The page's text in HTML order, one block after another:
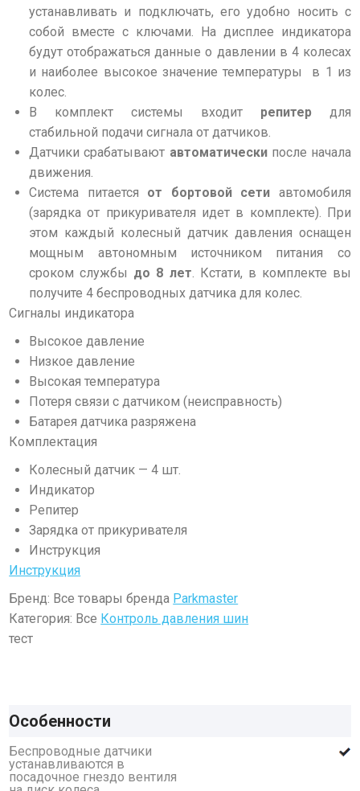
устанавливать и подключать, его удобно носить с
собой вместе с ключами. На дисплее индикатора
будут отображаться данные о давлении в 4 колесах
и наиболее высокое значение температуры в 1 из
колес.
В комплект системы входит репитер для
стабильной подачи сигнала от датчиков.
Датчики срабатывают автоматическипосле начала
движения.
Система питается от бортовой сети автомобиля
(зарядка от прикуривателя идет в комплекте). При
этом каждый колесный датчик давления оснащен
мощным автономным источником питания со
сроком службы до 8 лет. Кстати, в комплекте вы
получите 4беспроводныхдатчика для колес.
Сигналы индикатора
Высокое давление
Низкое давление
Высокая температура
Потеря связи с датчиком (неисправность)
Батарея датчика разряжена
Комплектация
Колесный датчик — 4 шт.
Индикатор
Репитер
Зарядка от прикуривателя
Инструкция
Инструкция
Бренд: Все товары бренда Parkmaster
Категория: Все Контроль давления шин
тест
Особенности
Беспроводные датчики
устанавливаются в
посадочное гнездо вентиля